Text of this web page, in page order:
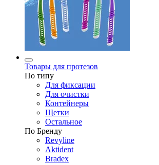
Товары для протезов
По типу
Для фиксации
Для очистки
Контейнеры
Щетки
Остальное
По Бренду
Revyline
Aktident
Bradex